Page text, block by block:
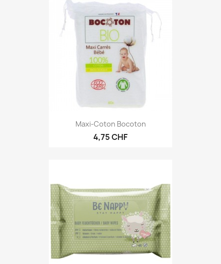
Maxi-Coton Bocoton
4,75 CHF